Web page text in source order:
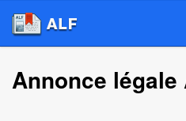
Annonce légale